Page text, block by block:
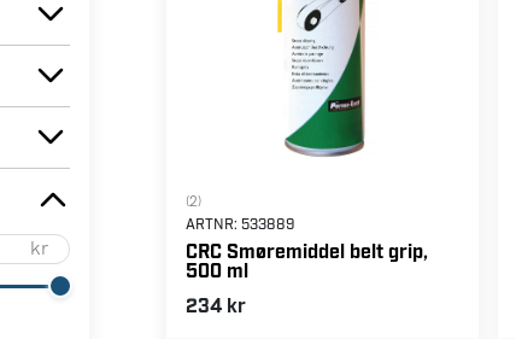
kr
(2)
ARTNR: 533889
CRC Smøremiddel belt grip,
500 ml
234 kr